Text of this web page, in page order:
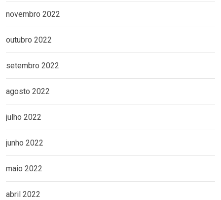
novembro 2022
outubro 2022
setembro 2022
agosto 2022
julho 2022
junho 2022
maio 2022
abril 2022